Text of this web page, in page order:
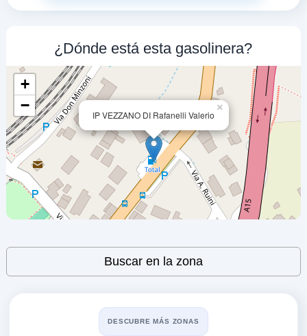
MAGRA EST
19020
VER PRECIOS
IP BOSCHETTI
a 2.89 Km
Via Sarzana 404
LA SPEZIA,
19020
VER PRECIOS
ITALIANA PETROLI
19020
¿Dónde está esta gasolinera?
IP VEZZANO DI Rafanelli Valerio
×
+
−
Buscar en la zona
DESCUBRE MÁS ZONAS